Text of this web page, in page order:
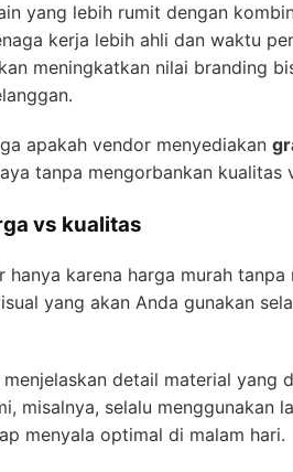
yang lebih rumit dengan
kerja lebih ahli dan waktu
meningkatkan nilai branding
apakah vendor menyediakan
tanpa mengorbankan kualitas
vs kualitas
karena harga murah
yang akan Anda gunakan
detail material yang
misalnya, selalu menggunakan
menyala optimal di malam hari.